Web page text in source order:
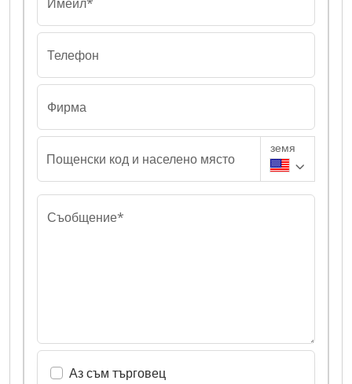
Телефон
Фирма
Пощенски код и населено място
земя
Съобщение*
Аз съм търговец